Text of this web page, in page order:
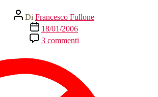
Autore
articolo
Di Francesco Fullone
Data
dell'articolo
18/01/2006
3 commentisu
Non
da
mangiare…